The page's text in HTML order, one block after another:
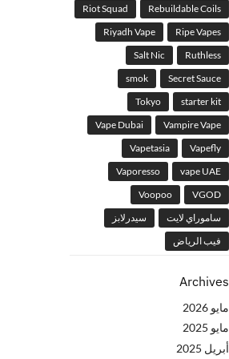
Rebuildable Coils
Riot Squad
Ripe Vapes
Riyadh Vape
Ruthless
Salt Nic
Secret Sauce
smok
starter kit
Tokyo
Vampire Vape
Vape Dubai
Vapefly
Vapetasia
vape UAE
Vaporesso
VGOD
Voopoo
ساموراي لايت
سيدرلابز
فيب الرياض
Archives
مايو 2026
مايو 2025
أبريل 2025